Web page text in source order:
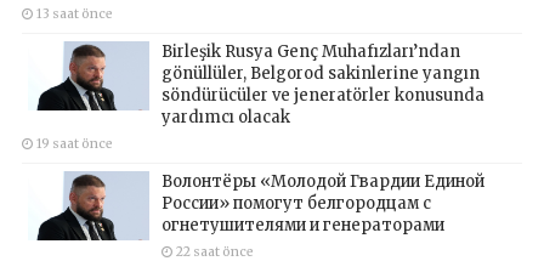
13 saat önce
Birleşik Rusya Genç Muhafızları’ndan
gönüllüler, Belgorod sakinlerine yangın
söndürücüler ve jeneratörler konusunda
yardımcı olacak
19 saat önce
Волонтёры «Молодой Гвардии Единой
России» помогут белгородцам с
огнетушителями и генераторами
22 saat önce